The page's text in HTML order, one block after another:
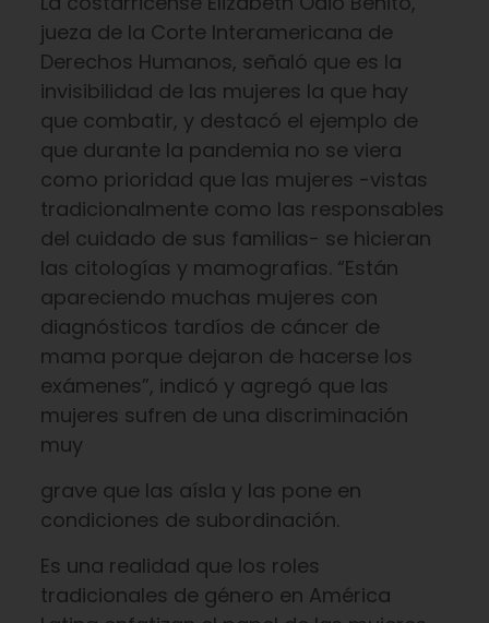
jueza de la Corte Interamericana de
Derechos Humanos, señaló que es la
invisibilidad de las mujeres la que hay
que combatir, y destacó el ejemplo de
que durante la pandemia no se viera
como prioridad que las mujeres -vistas
tradicionalmente como las responsables
del cuidado de sus familias- se hicieran
las citologías y mamografias. “Están
apareciendo muchas mujeres con
diagnósticos tardíos de cáncer de
mama porque dejaron de hacerse los
exámenes”, indicó y agregó que las
mujeres sufren de una discriminación
muy
grave que las aísla y las pone en
condiciones de subordinación.
Es una realidad que los roles
tradicionales de género en América